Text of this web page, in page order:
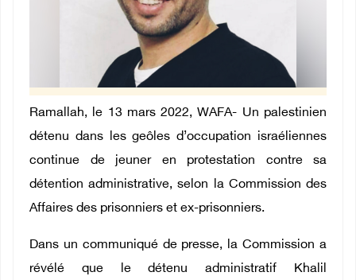
Ramallah, le 13 mars 2022, WAFA- Un palestinien
détenu dans les geôles d’occupation israéliennes
continue de jeuner en protestation contre sa
détention administrative, selon la Commission des
Affaires des prisonniers et ex-prisonniers.
Dans un communiqué de presse, la Commission a
révélé que le détenu administratif Khalil